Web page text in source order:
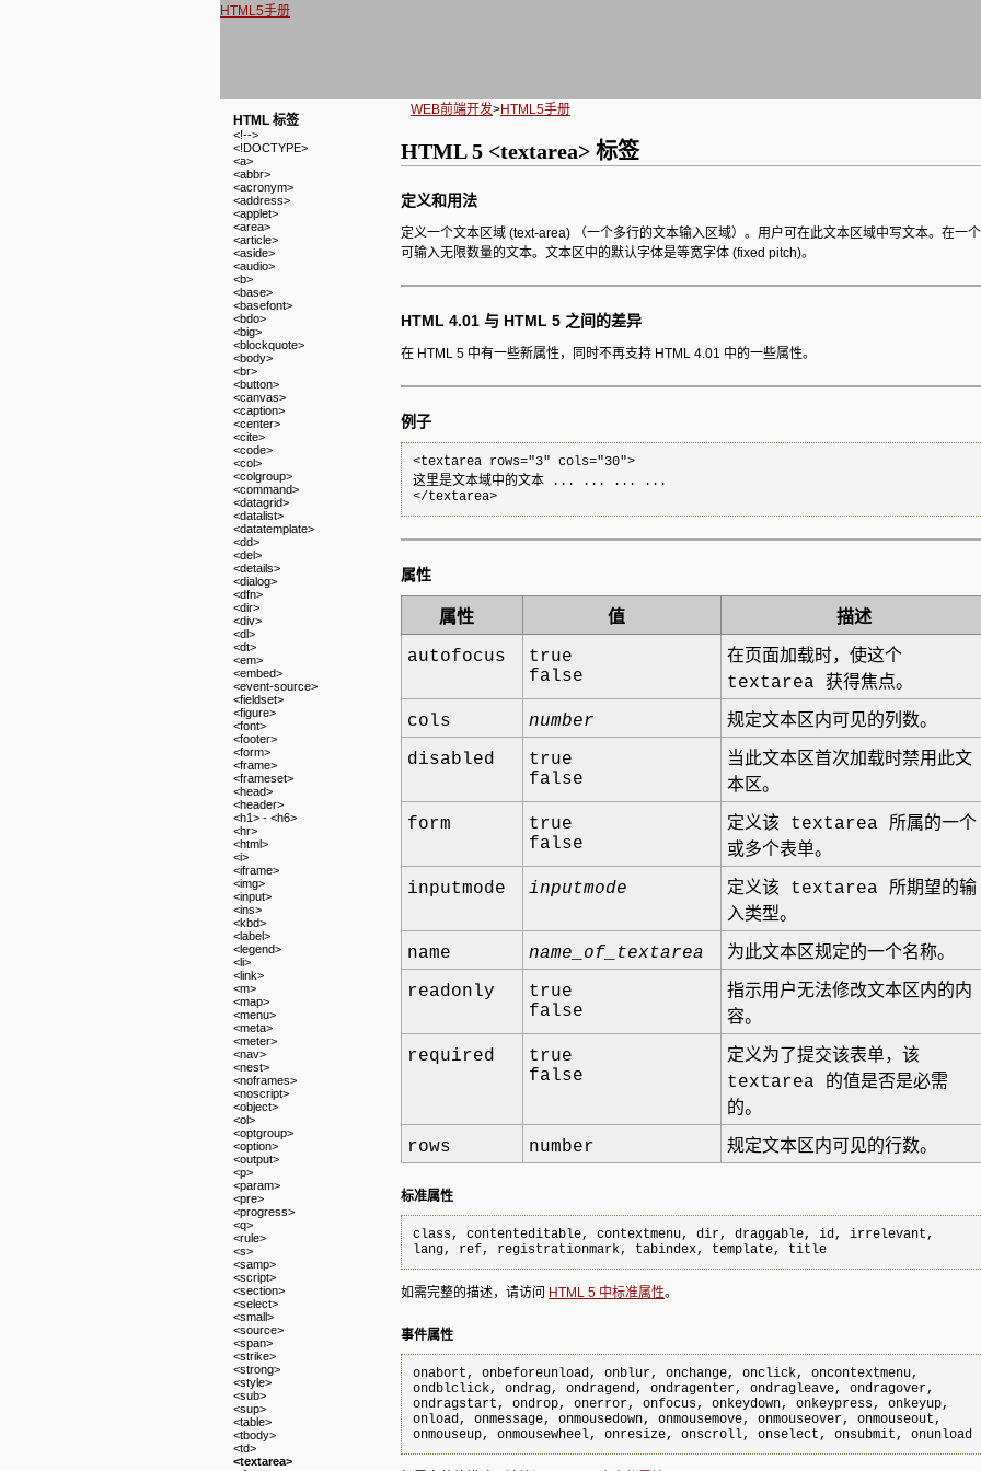
HTML5手册
WEB前端开发>HTML5手册
HTML 标签
<!-->
<!DOCTYPE>
<a>
<abbr>
<acronym>
<address>
<applet>
<area>
<article>
<aside>
<audio>
<b>
<base>
<basefont>
<bdo>
<big>
<blockquote>
<body>
<br>
<button>
<canvas>
<caption>
<center>
<cite>
<code>
<col>
<colgroup>
<command>
<datagrid>
<datalist>
<datatemplate>
<dd>
<del>
<details>
<dialog>
<dfn>
<dir>
<div>
<dl>
<dt>
<em>
<embed>
<event-source>
<fieldset>
<figure>
<font>
<footer>
<form>
<frame>
<frameset>
<head>
<header>
<h1> - <h6>
<hr>
<html>
<i>
<iframe>
<img>
<input>
<ins>
<kbd>
<label>
<legend>
<li>
<link>
<m>
<map>
<menu>
<meta>
<meter>
<nav>
<nest>
<noframes>
<noscript>
<object>
<ol>
<optgroup>
<option>
<output>
<p>
<param>
<pre>
<progress>
<q>
<rule>
<s>
<samp>
<script>
<section>
<select>
<small>
<source>
<span>
<strike>
<strong>
<style>
<sub>
<sup>
<table>
<tbody>
<td>
<textarea>
HTML 5 <textarea> 标签
定义和用法
定义一个文本区域 (text-area) （一个多行的文本输入区域）。用户可在此文本区域中写文本。在一
可输入无限数量的文本。文本区中的默认字体是等宽字体 (fixed pitch)。
HTML 4.01 与 HTML 5 之间的差异
在 HTML 5 中有一些新属性，同时不再支持 HTML 4.01 中的一些属性。
例子
<textarea rows="3" cols="30">
这里是文本域中的文本 ... ... ... ...
属性
属性 值 描述
autofocus
true
false
在页面加载时，使这个
textarea 获得焦点。
cols number 规定文本区内可见的列数。
disabled
true
false
当此文本区首次加载时禁用此文
本区。
form
true
false
定义该 textarea 所属的一个
或多个表单。
inputmode inputmode
定义该 textarea 所期望的输
入类型。
name name_of_textarea 为此文本区规定的一个名称。
readonly
true
false
指示用户无法修改文本区内的内
容。
required
true
false
定义为了提交该表单，该
textarea 的值是否是必需
的。
rows number 规定文本区内可见的行数。
标准属性
class, contenteditable, contextmenu, dir, draggable, id, irrelevant,
lang, ref, registrationmark, tabindex, template, title
如需完整的描述，请访问 HTML 5 中标准属性。
事件属性
onabort, onbeforeunload, onblur, onchange, onclick, oncontextmenu,
ondblclick, ondrag, ondragend, ondragenter, ondragleave, ondragover,
ondragstart, ondrop, onerror, onfocus, onkeydown, onkeypress, onkeyup,
onload, onmessage, onmousedown, onmousemove, onmouseover, onmouseout,